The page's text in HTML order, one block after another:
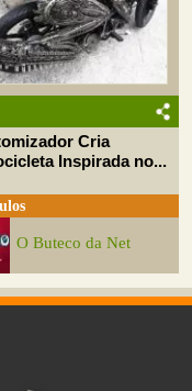
Cria
Inspirada no...
O Buteco da Net